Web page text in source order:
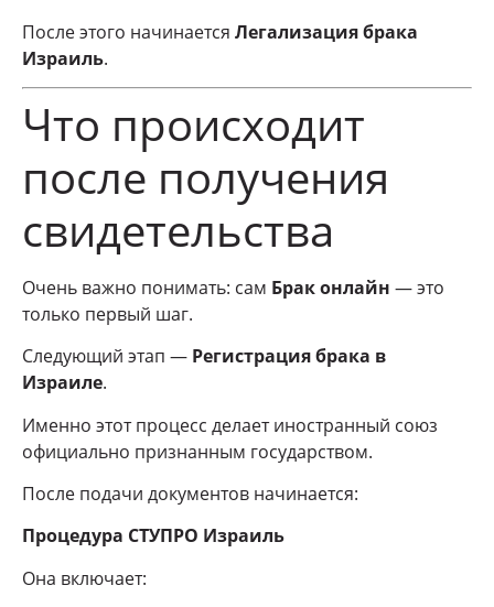
После этого начинается Легализация брака
Израиль.
Что происходит
после получения
свидетельства
Очень важно понимать: сам Брак онлайн — это
только первый шаг.
Следующий этап — Регистрация брака в
Израиле.
Именно этот процесс делает иностранный союз
официально признанным государством.
После подачи документов начинается:
Процедура СТУПРО Израиль
Она включает: